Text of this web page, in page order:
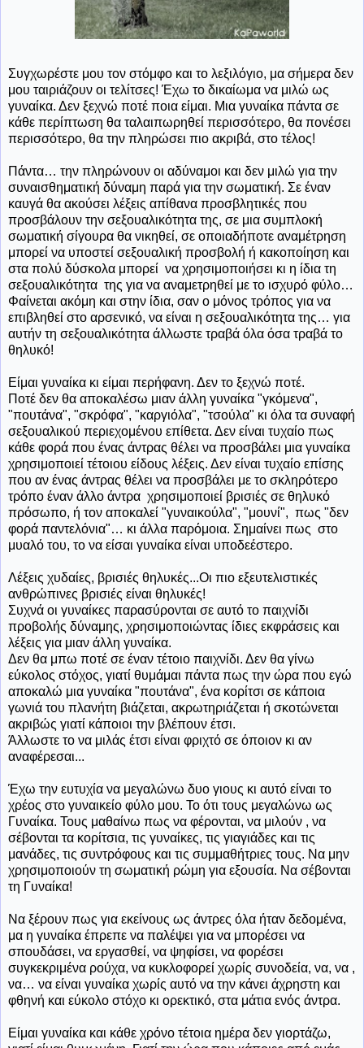
Συγχωρέστε μου τον στόμφο και το λεξιλόγιο, μα σήμερα δεν
μου ταιριάζουν οι τελίτσες! Έχω το δικαίωμα να μιλώ ως
γυναίκα. Δεν ξεχνώ ποτέ ποια είμαι. Μια γυναίκα πάντα σε
κάθε περίπτωση θα ταλαιπωρηθεί περισσότερο, θα πονέσει
περισσότερο, θα την πληρώσει πιο ακριβά, στο τέλος!
Πάντα… την πληρώνουν οι αδύναμοι και δεν μιλώ για την
συναισθηματική δύναμη παρά για την σωματική. Σε έναν
καυγά θα ακούσει λέξεις απίθανα προσβλητικές που
προσβάλουν την σεξουαλικότητα της, σε μια συμπλοκή
σωματική σίγουρα θα νικηθεί, σε οποιαδήποτε αναμέτρηση
μπορεί να υποστεί σεξουαλική προσβολή ή κακοποίηση και
στα πολύ δύσκολα μπορεί να χρησιμοποιήσει κι η ίδια τη
σεξουαλικότητα της για να αναμετρηθεί με το ισχυρό φύλο…
Φαίνεται ακόμη και στην ίδια, σαν ο μόνος τρόπος για να
επιβληθεί στο αρσενικό, να είναι η σεξουαλικότητα της… για
αυτήν τη σεξουαλικότητα άλλωστε τραβά όλα όσα τραβά το
θηλυκό!
Είμαι γυναίκα κι είμαι περήφανη. Δεν το ξεχνώ ποτέ.
Ποτέ δεν θα αποκαλέσω μιαν άλλη γυναίκα "γκόμενα",
"πουτάνα", "σκρόφα", "καργιόλα", "τσούλα" κι όλα τα συναφή
σεξουαλικού περιεχομένου επίθετα. Δεν είναι τυχαίο πως
κάθε φορά που ένας άντρας θέλει να προσβάλει μια γυναίκα
χρησιμοποιεί τέτοιου είδους λέξεις. Δεν είναι τυχαίο επίσης
που αν ένας άντρας θέλει να προσβάλει με το σκληρότερο
τρόπο έναν άλλο άντρα χρησιμοποιεί βρισιές σε θηλυκό
πρόσωπο, ή τον αποκαλεί "γυναικούλα", "μουνί", πως "δεν
φορά παντελόνια"… κι άλλα παρόμοια. Σημαίνει πως στο
μυαλό του, το να είσαι γυναίκα είναι υποδεέστερο.
Λέξεις χυδαίες, βρισιές θηλυκές...Οι πιο εξευτελιστικές
ανθρώπινες βρισιές είναι θηλυκές!
Συχνά οι γυναίκες παρασύρονται σε αυτό το παιχνίδι
προβολής δύναμης, χρησιμοποιώντας ίδιες εκφράσεις και
λέξεις για μιαν άλλη γυναίκα.
Δεν θα μπω ποτέ σε έναν τέτοιο παιχνίδι. Δεν θα γίνω
εύκολος στόχος, γιατί θυμάμαι πάντα πως την ώρα που εγώ
αποκαλώ μια γυναίκα "πουτάνα", ένα κορίτσι σε κάποια
γωνιά του πλανήτη βιάζεται, ακρωτηριάζεται ή σκοτώνεται
ακριβώς γιατί κάποιοι την βλέπουν έτσι.
Άλλωστε το να μιλάς έτσι είναι φριχτό σε όποιον κι αν
αναφέρεσαι...
Έχω την ευτυχία να μεγαλώνω δυο γιους κι αυτό είναι το
χρέος στο γυναικείο φύλο μου. Το ότι τους μεγαλώνω ως
Γυναίκα. Τους μαθαίνω πως να φέρονται, να μιλούν , να
σέβονται τα κορίτσια, τις γυναίκες, τις γιαγιάδες και τις
μανάδες, τις συντρόφους και τις συμμαθήτριες τους. Να μην
χρησιμοποιούν τη σωματική ρώμη για εξουσία. Να σέβονται
τη Γυναίκα!
Να ξέρουν πως για εκείνους ως άντρες όλα ήταν δεδομένα,
μα η γυναίκα έπρεπε να παλέψει για να μπορέσει να
σπουδάσει, να εργασθεί, να ψηφίσει, να φορέσει
συγκεκριμένα ρούχα, να κυκλοφορεί χωρίς συνοδεία, να, να ,
να… να είναι γυναίκα χωρίς αυτό να την κάνει άχρηστη και
φθηνή και εύκολο στόχο κι ορεκτικό, στα μάτια ενός άντρα.
Είμαι γυναίκα και κάθε χρόνο τέτοια ημέρα δεν γιορτάζω,